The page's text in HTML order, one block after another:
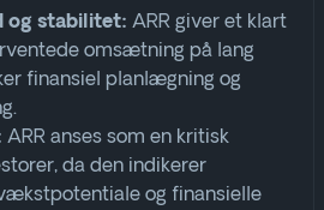
og stabilitet: ARR giver et klart
omsætning på lang
finansiel planlægning og
ARR anses som en kritisk
da den indikerer
og finansielle